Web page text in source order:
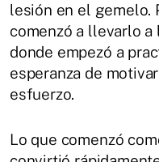
lesión en el gemelo.
comenzó a llevarlo a
donde empezó a
esperanza de
esfuerzo.
Lo que comenzó